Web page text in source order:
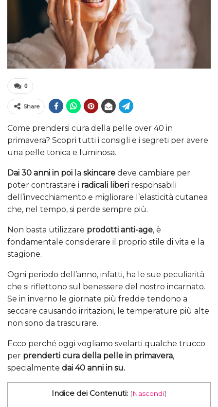
0
Share
Come prendersi cura della pelle over 40 in
primavera? Scopri tutti i consigli e i segreti per avere
una pelle tonica e luminosa.
Dai 30 anni in poi la skincare deve cambiare per
poter contrastare i radicali liberi responsabili
dell’invecchiamento e migliorare l’elasticità cutanea
che, nel tempo, si perde sempre più.
Non basta utilizzare prodotti anti-age, è
fondamentale considerare il proprio stile di vita e la
stagione.
Ogni periodo dell’anno, infatti, ha le sue peculiarità
che si riflettono sul benessere del nostro incarnato.
Se in inverno le giornate più fredde tendono a
seccare causando irritazioni, le temperature più alte
non sono da trascurare.
Ecco perché oggi vogliamo svelarti qualche trucco
per prenderti cura della pelle in primavera,
specialmente dai 40 anni in su.
Indice dei Contenuti: [Nascondi]